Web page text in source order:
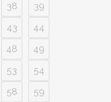
38
39
43
44
48
49
53
54
58
59